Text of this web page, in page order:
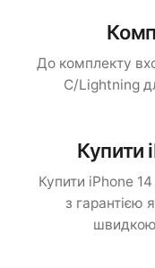
До комплекту
C/Lightning
Купити
Купити iPhone
з гарантією
швидкою